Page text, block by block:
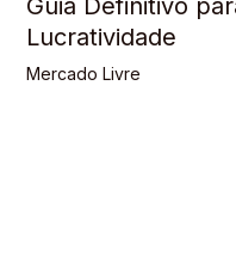
Lucratividade
Mercado Livre